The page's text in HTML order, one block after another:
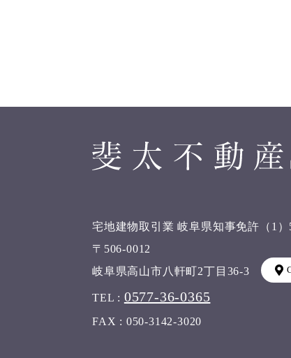
宅地建物取引業 岐阜県知事免許（1）
〒506-0012
岐阜県高山市八軒町2丁目36-3
TEL : 0577-36-0365
FAX : 050-3142-3020